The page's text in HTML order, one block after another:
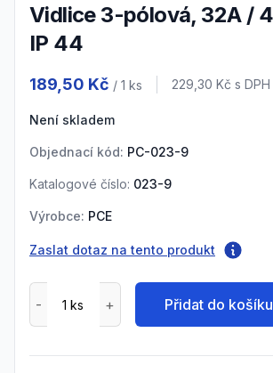
vidlice 3-pólová, 32A / 400V, 9h,
IP 44
189,50 Kč / 1 ks Cena s DPH
229,30 Kč s DPH
Není skladem
Objednací kód: PC-023-9
Katalogové číslo: 023-9
Výrobce: PCE
Zaslat dotaz na tento produkt
Přidat do košíku